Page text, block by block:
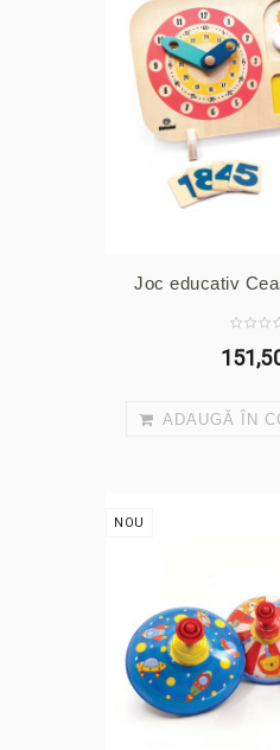
Joc educativ
ADAUGĂ ÎN
NOU